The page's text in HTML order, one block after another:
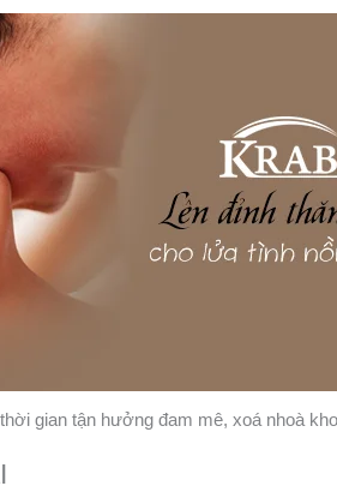
gian tận hưởng đam mê, xoá nhoà